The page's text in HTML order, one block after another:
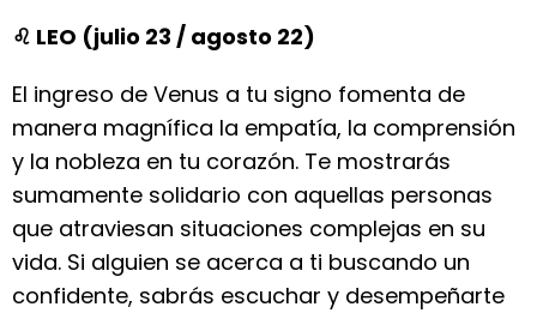
♌ LEO (julio 23 / agosto 22)
El ingreso de Venus a tu signo fomenta de
manera magnífica la empatía, la comprensión
y la nobleza en tu corazón. Te mostrarás
sumamente solidario con aquellas personas
que atraviesan situaciones complejas en su
vida. Si alguien se acerca a ti buscando un
confidente, sabrás escuchar y desempeñarte